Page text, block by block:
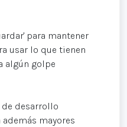
para mantener
usar lo que tienen
algún golpe
desarrollo
mayores